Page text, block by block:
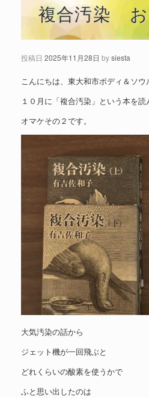
複合汚染
投稿日 2025年11月28日 bysiesta
こんにちは、東大和市ボディ＆ソ
１０月に「複合汚染」という本を読
オマケその２です。
大気汚染の話から
ジェット機が一回飛ぶと
どれくらいの酸素を使うかで
ふと思い出したのは